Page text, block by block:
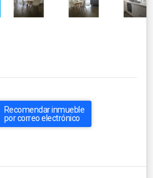
Recomendar inmueble
por correo electrónico